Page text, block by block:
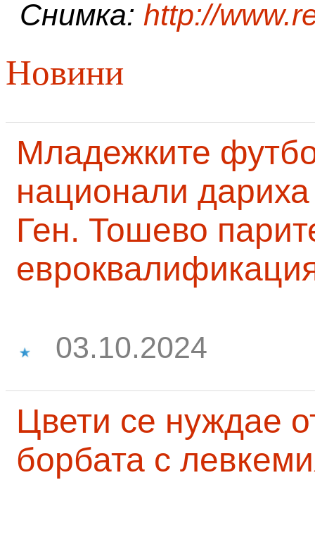
Снимка: http://
Новини
Младежките
национали
Ген. Тошево
03.10.2024
Цвети се нуждае
борбата с